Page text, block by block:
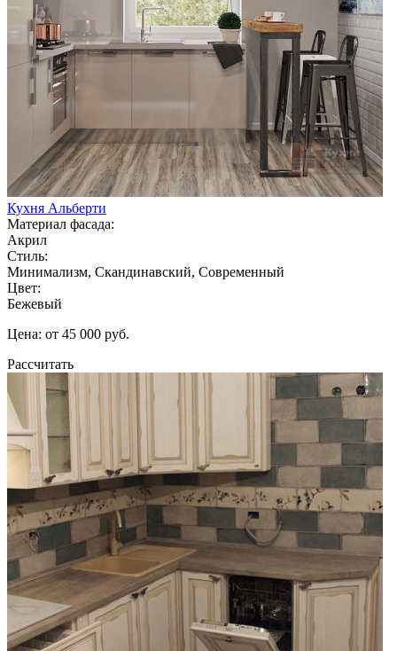
Кухня Альберти
Материал фасада:
Акрил
Стиль:
Минимализм, Скандинавский, Современный
Цвет:
Бежевый
Цена: от 45 000 руб.
Рассчитать